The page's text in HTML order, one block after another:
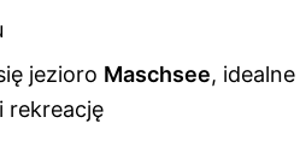
jezioro Maschsee, idealne
rekreację